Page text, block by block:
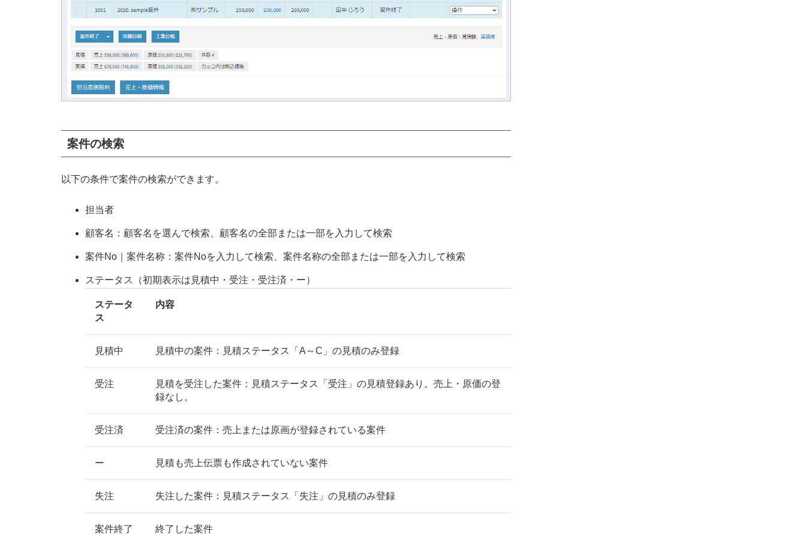
案件の検索
以下の条件で案件の検索ができます。
担当者
顧客名：顧客名を選んで検索、顧客名の全部または一部を入力して検索
案件No｜案件名称：案件Noを入力して検索、案件名称の全部または一部を入力して検索
ステータス（初期表示は見積中・受注・受注済・ー）
ステータ
ス
内容
見積中 見積中の案件：見積ステータス「A～C」の見積のみ登録
受注
見積を受注した案件：見積ステータス「受注」の見積登録あり。売上・原価の登
録なし。
受注済 受注済の案件：売上または原画が登録されている案件
ー 見積も売上伝票も作成されていない案件
失注 失注した案件：見積ステータス「失注」の見積のみ登録
案件終了 終了した案件